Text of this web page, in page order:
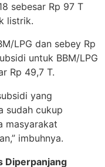
sebesar Rp 97 T
listrik.
LPG dan sebey Rp
untuk BBM/LPG
Rp 49,7 T.
yang
sudah cukup
masyarakat
imbuhnya.
Diperpanjang